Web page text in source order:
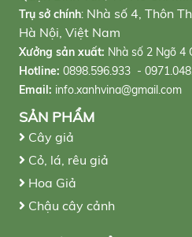
Trụ sở chính: Nhà số 4, Thôn
Hà Nội, Việt Nam
Xưởng sản xuất: Nhà số 2 Ngõ 4
Hotline: 0898.596.933 -
Email: info.xanhvina@gmail.com
SẢN PHẨM
Cây giả
Cỏ, lá, rêu giả
Hoa Giả
Chậu cây cảnh